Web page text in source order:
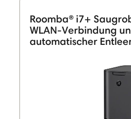
Roomba® i7+
WLAN-Verbindung
automatischer